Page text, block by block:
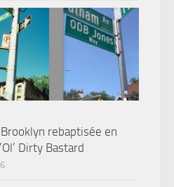
rebaptisée en
Dirty Bastard